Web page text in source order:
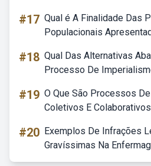
#17 Qual é A Finalidade Das
Populacionais
#18 Qual Das Alternativas
Processo De
#19 O Que São Processos
Coletivos E Colaborativos
#20 Exemplos De Infrações
Gravíssimas Na